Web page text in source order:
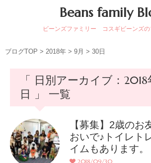
Beans family
ビーンズファミリー コスギビーンズの
ブログTOP > 2018年 > 9月 > 30日
「 日別アーカイブ：
日 」 一覧
【募集】2歳のお
おいで♪トイレト
イムもあります。
2018/09/30